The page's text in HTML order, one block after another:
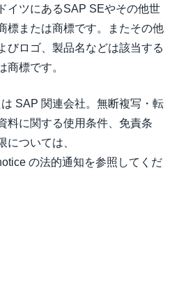
イツにあるSAP SEやその他世
標または商標です。またその他
びロゴ、製品名などは該当する
商標です。
SAP 関連会社。無断複写・転
料に関する使用条件、免責条
については、
の法的通知を参照してくだ